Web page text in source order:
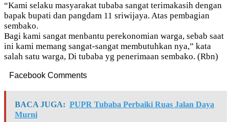
“Kami selaku masyarakat tubaba sangat terimakasih dengan
bapak bupati dan pangdam 11 sriwijaya. Atas pembagian
sembako.
Bagi kami sangat menbantu perekonomian warga, sebab saat
ini kami memang sangat-sangat membutuhkan nya,” kata
salah satu warga, Di tubaba yg penerimaan sembako. (Rbn)
Facebook Comments
BACA JUGA: PUPR Tubaba Perbaiki Ruas Jalan Daya
Murni